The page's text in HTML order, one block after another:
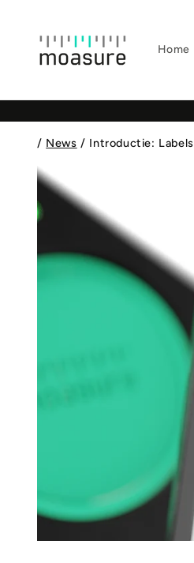
Home
/ News / Introductie: Labels